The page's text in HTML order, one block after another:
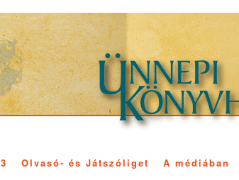
Olvasó- és Játszóliget A médiában